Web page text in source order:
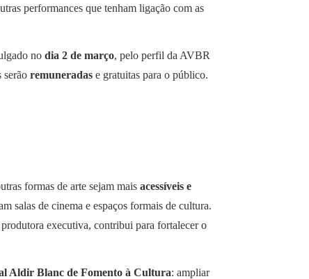
performances que tenham ligação com as
no dia 2 de março, pelo perfil da AVBR
serão remuneradas e gratuitas para o público.
formas de arte sejam mais acessíveis e
salas de cinema e espaços formais de cultura.
executiva, contribui para fortalecer o
Aldir Blanc de Fomento à Cultura: ampliar